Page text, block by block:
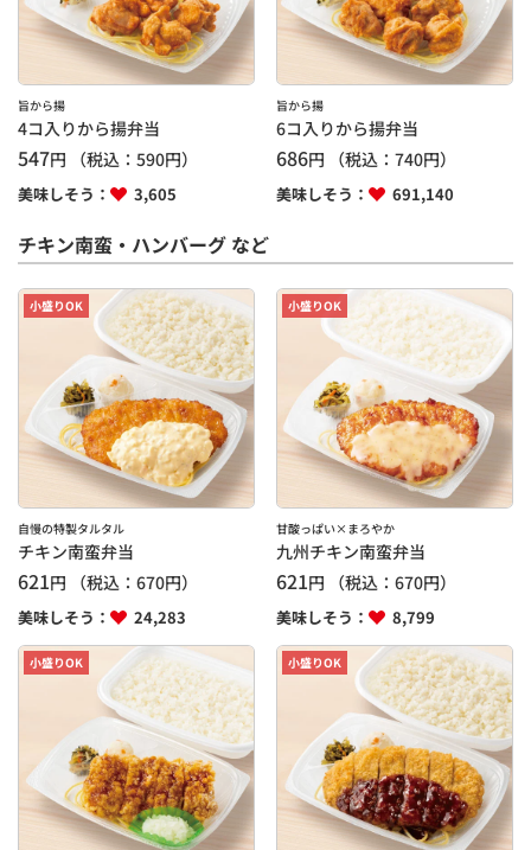
旨から揚
4コ入りから揚弁当
547円 （税込： 590円）
美味しそう： 3,605
旨から揚
6コ入りから揚弁当
686円 （税込：740円）
美味しそう： 691,140
チキン南蛮・ハンバーグ など
小盛りOK
自慢の特製タルタル
チキン南蛮弁当
621円 （税込： 670円）
美味しそう： 24,283
小盛りOK
甘酸っぱい×まろやか
九州チキン南蛮弁当
621円 （税込：670円）
美味しそう： 8,799
小盛りOK 小盛りOK